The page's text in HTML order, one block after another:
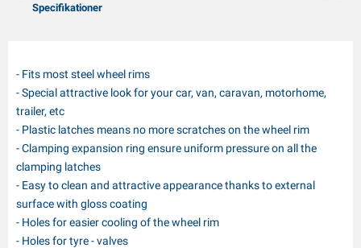
Specifikationer
- Fits most steel wheel rims
- Special attractive look for your car, van, caravan, motorhome,
trailer, etc
- Plastic latches means no more scratches on the wheel rim
- Clamping expansion ring ensure uniform pressure on all the
clamping latches
- Easy to clean and attractive appearance thanks to external
surface with gloss coating
- Holes for easier cooling of the wheel rim
- Holes for tyre - valves